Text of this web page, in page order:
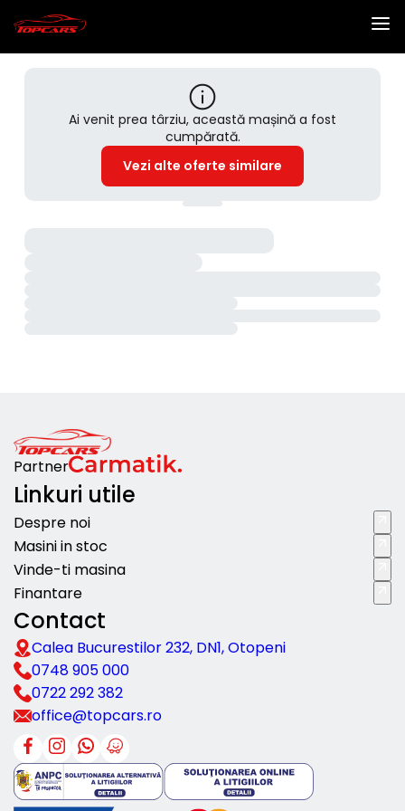
Ai venit prea târziu, această mașină a fost
cumpărată.
Vezi alte oferte similare
Partner
Linkuri utile
Despre noi
Masini in stoc
Vinde-ti masina
Finantare
Contact
Calea Bucurestilor 232, DN1, Otopeni
0748 905 000
0722 292 382
office@topcars.ro